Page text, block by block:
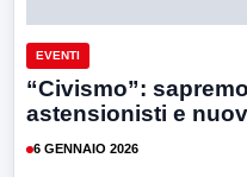
EVENTI
“Civismo”:
astensionisti e
6 GENNAIO 2026